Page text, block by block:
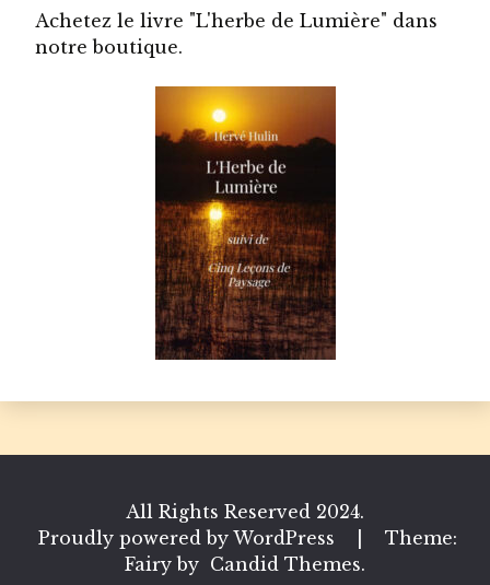
Achetez le livre "L'herbe de Lumière" dans
notre boutique.
All Rights Reserved 2024.
Proudly powered by WordPress
Theme:
Fairy by Candid Themes.